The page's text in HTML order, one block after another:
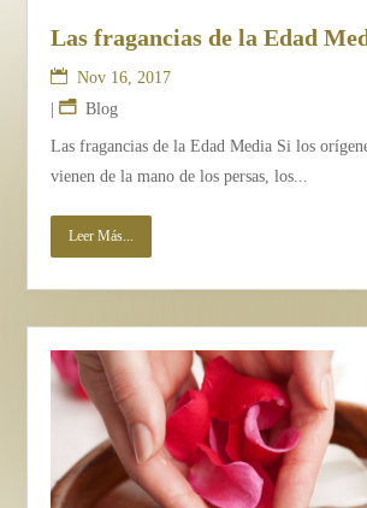
Las fragancias de la Edad
Nov 16, 2017
|
Blog
Las fragancias de la Edad Media Si los
vienen de la mano de los persas, los...
Leer Más...